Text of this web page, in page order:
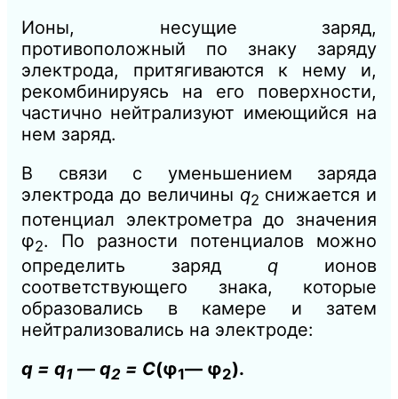
Ионы, несущие заряд,
противоположный по знаку заряду
электрода, притягиваются к нему и,
рекомбинируясь на его поверхности,
частично нейтрализуют имеющийся на
нем заряд.
В связи с уменьшением заряда
электрода до величины q2 снижается и
потенциал электрометра до значения
φ2. По разности потенциалов можно
определить заряд q ионов
соответствующего знака, которые
образовались в камере и затем
нейтрализовались на электроде:
q = q1 — q2 = C(φ1— φ2).